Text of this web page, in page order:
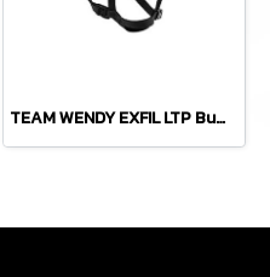
TEAM WENDY EXFIL LTP Bump Helmet Rail 3.0